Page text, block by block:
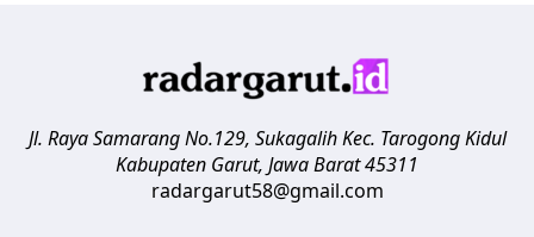
Jl. Raya Samarang No.129, Sukagalih Kec. Tarogong Kidul
Kabupaten Garut, Jawa Barat45311
radargarut58@gmail.com